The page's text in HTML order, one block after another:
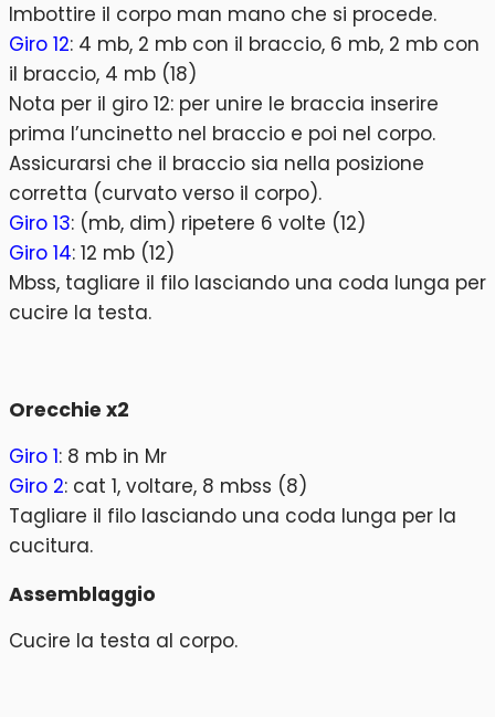
Imbottire il corpo man mano che si procede.
Giro 12: 4 mb, 2 mb con il braccio, 6 mb, 2 mb con
il braccio, 4 mb (18)
Nota per il giro 12: per unire le braccia inserire
prima l’uncinetto nel braccio e poi nel corpo.
Assicurarsi che il braccio sia nella posizione
corretta (curvato verso il corpo).
Giro 13: (mb, dim) ripetere 6 volte (12)
Giro 14: 12 mb (12)
Mbss, tagliare il filo lasciando una coda lunga per
cucire la testa.
Orecchie x2
Giro 1: 8 mb in Mr
Giro 2: cat 1, voltare, 8 mbss (8)
Tagliare il filo lasciando una coda lunga per la
cucitura.
Assemblaggio
Cucire la testa al corpo.